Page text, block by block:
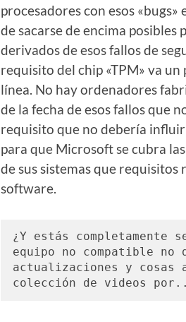
procesadores con esos «bugs»
de sacarse de encima posibles
derivados de esos fallos de
requisito del chip «TPM» va un
línea. No hay ordenadores
de la fecha de esos fallos que
requisito que no debería influir
para que Microsoft se cubra
de sus sistemas que
software.
¿Y estás completamente
equipo no compatible no
actualizaciones y
colección de videos